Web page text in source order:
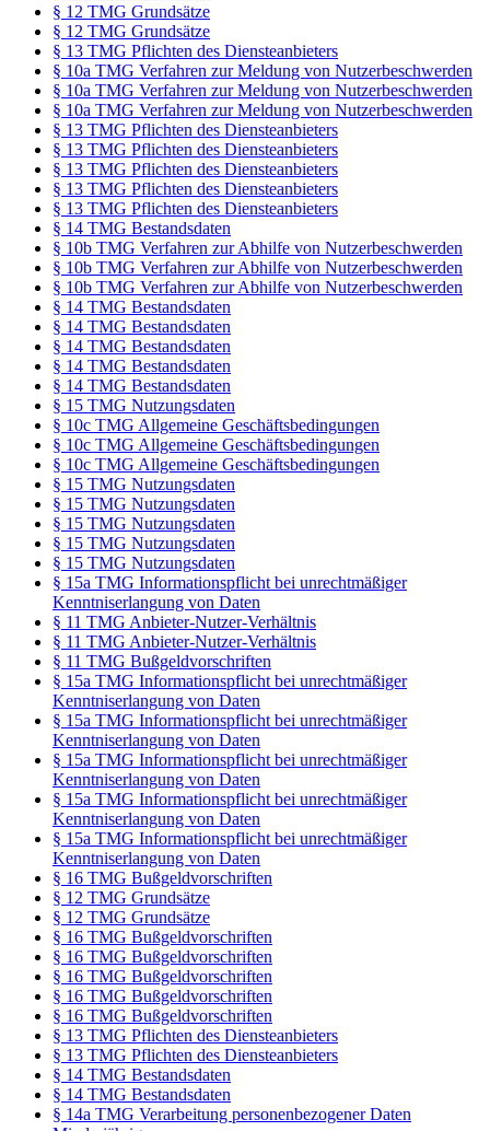
§ 12 TMG Grundsätze
§ 12 TMG Grundsätze
§ 13 TMG Pflichten des Diensteanbieters
§ 10a TMG Verfahren zur Meldung von Nutzerbeschwerden
§ 10a TMG Verfahren zur Meldung von Nutzerbeschwerden
§ 10a TMG Verfahren zur Meldung von Nutzerbeschwerden
§ 13 TMG Pflichten des Diensteanbieters
§ 13 TMG Pflichten des Diensteanbieters
§ 13 TMG Pflichten des Diensteanbieters
§ 13 TMG Pflichten des Diensteanbieters
§ 13 TMG Pflichten des Diensteanbieters
§ 14 TMG Bestandsdaten
§ 10b TMG Verfahren zur Abhilfe von Nutzerbeschwerden
§ 10b TMG Verfahren zur Abhilfe von Nutzerbeschwerden
§ 10b TMG Verfahren zur Abhilfe von Nutzerbeschwerden
§ 14 TMG Bestandsdaten
§ 14 TMG Bestandsdaten
§ 14 TMG Bestandsdaten
§ 14 TMG Bestandsdaten
§ 14 TMG Bestandsdaten
§ 15 TMG Nutzungsdaten
§ 10c TMG Allgemeine Geschäftsbedingungen
§ 10c TMG Allgemeine Geschäftsbedingungen
§ 10c TMG Allgemeine Geschäftsbedingungen
§ 15 TMG Nutzungsdaten
§ 15 TMG Nutzungsdaten
§ 15 TMG Nutzungsdaten
§ 15 TMG Nutzungsdaten
§ 15 TMG Nutzungsdaten
§ 15a TMG Informationspflicht bei unrechtmäßiger
Kenntniserlangung von Daten
§ 11 TMG Anbieter-Nutzer-Verhältnis
§ 11 TMG Anbieter-Nutzer-Verhältnis
§ 11 TMG Bußgeldvorschriften
§ 15a TMG Informationspflicht bei unrechtmäßiger
Kenntniserlangung von Daten
§ 15a TMG Informationspflicht bei unrechtmäßiger
Kenntniserlangung von Daten
§ 15a TMG Informationspflicht bei unrechtmäßiger
Kenntniserlangung von Daten
§ 15a TMG Informationspflicht bei unrechtmäßiger
Kenntniserlangung von Daten
§ 15a TMG Informationspflicht bei unrechtmäßiger
Kenntniserlangung von Daten
§ 16 TMG Bußgeldvorschriften
§ 12 TMG Grundsätze
§ 12 TMG Grundsätze
§ 16 TMG Bußgeldvorschriften
§ 16 TMG Bußgeldvorschriften
§ 16 TMG Bußgeldvorschriften
§ 16 TMG Bußgeldvorschriften
§ 16 TMG Bußgeldvorschriften
§ 13 TMG Pflichten des Diensteanbieters
§ 13 TMG Pflichten des Diensteanbieters
§ 14 TMG Bestandsdaten
§ 14 TMG Bestandsdaten
§ 14a TMG Verarbeitung personenbezogener Daten